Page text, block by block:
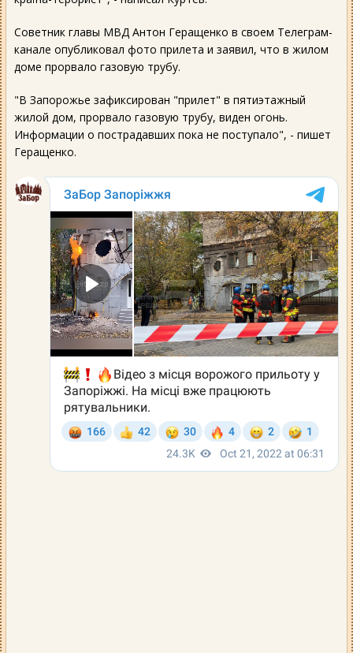
Советник главы МВД Антон Геращенко в своем Телеграм-
канале опубликовал фото прилета и заявил, что в жилом
доме прорвало газовую трубу.
"В Запорожье зафиксирован "прилет" в пятиэтажный
жилой дом, прорвало газовую трубу, виден огонь.
Информации о пострадавших пока не поступало", - пишет
Геращенко.